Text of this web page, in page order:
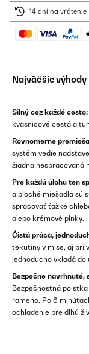
14 dní na vrátenie
Najväčšie výhody
Silný cez každé cesto:
kvasnicové cestá a
Rovnomerne
systém vedie
žiadna nespracovaná
Pre každú úlohu ten
a ploché miešadlá sú
spracovať ťažké
alebo krémové plnky.
Čistá práca,
tekutiny v mise, aj pri
jednoducho vkladá do
Bezpečne navrhnuté,
Bezpečnostná
rameno. Po 6
ochladenie pre dlhú